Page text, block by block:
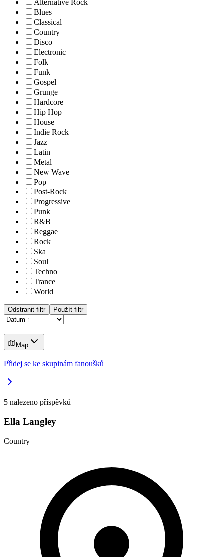
Alternative Rock
Blues
Classical
Country
Disco
Electronic
Folk
Funk
Gospel
Grunge
Hardcore
Hip Hop
House
Indie Rock
Jazz
Latin
Metal
New Wave
Pop
Post-Rock
Progressive
Punk
R&B
Reggae
Rock
Ska
Soul
Techno
Trance
World
Odstranit filtr Použít filtr
Map
Přidej se ke skupinám fanoušků
5 nalezeno příspěvků
Ella Langley
Country